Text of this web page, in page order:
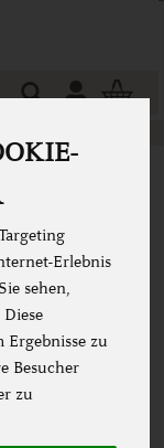
Erlebnis
sehen,
zu
Besucher
zu